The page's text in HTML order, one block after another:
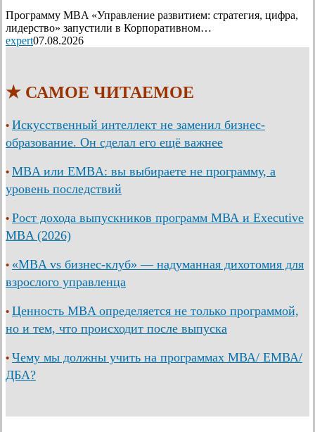
Программу MBA «Управление развитием: стратегия, цифра,
лидерство» запустили в Корпоративном…
expert07.08.2026
★ САМОЕ ЧИТАЕМОЕ
• Искусственный интеллект не заменил бизнес-
образование. Он сделал его ещё важнее
• MBA или EMBA: вы выбираете не программу, а
уровень последствий
• Рост дохода выпускников программ МВА и Executive
MBA (2026)
• «MBA vs бизнес-клуб» — надуманная дихотомия для
взрослого управленца
• Ценность MBA определяется не только программой,
но и тем, что происходит после выпуска
• Чему мы должны учить на программах МВА/ ЕМВА/
ДБА?